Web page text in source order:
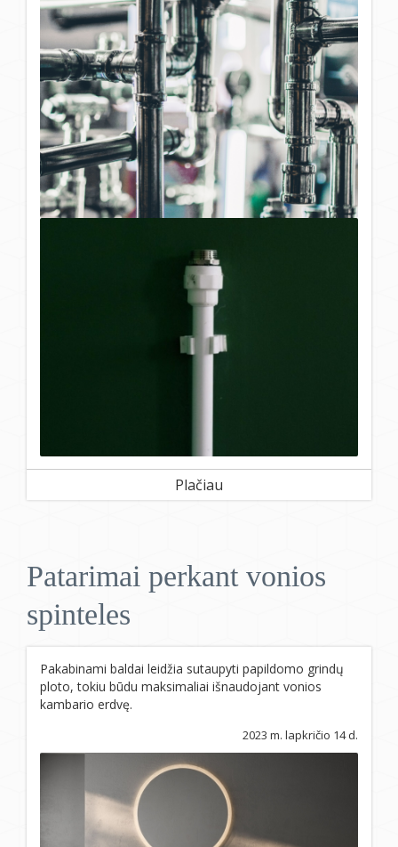
Plačiau
Patarimai perkant vonios
spinteles
Pakabinami baldai leidžia sutaupyti papildomo grindų
ploto, tokiu būdu maksimaliai išnaudojant vonios
kambario erdvę.
2023 m. lapkričio 14 d.